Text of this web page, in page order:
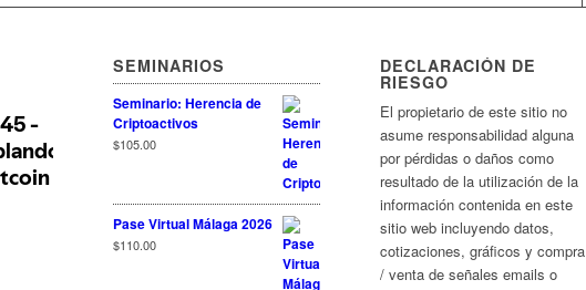
SEMINARIOS
Seminario: Herencia de
Criptoactivos
$105.00
Pase Virtual Málaga 2026
$110.00
DECLARACIÓN DE
RIESGO
El propietario de este sitio no
asume responsabilidad alguna
por pérdidas o daños como
resultado de la utilización de la
información contenida en este
sitio web incluyendo datos,
cotizaciones, gráficos y compra
/ venta de señales emails o